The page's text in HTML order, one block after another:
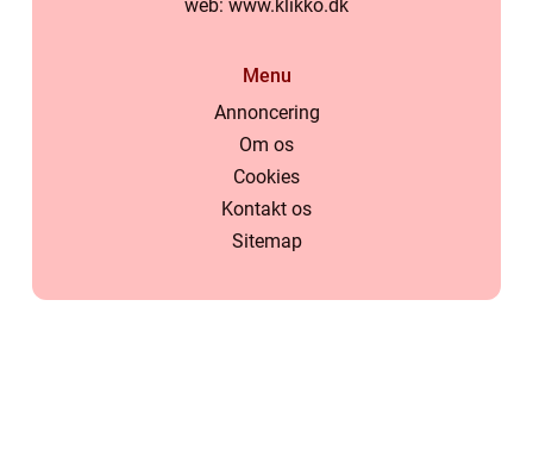
web: www.klikko.dk
Menu
Annoncering
Om os
Cookies
Kontakt os
Sitemap